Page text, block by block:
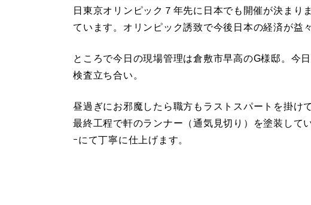
日東京オリンピック７年先に日本でも開催が決まり
ています。オリンピック誘致で今後日本の経済が益
ところで今日の現場管理は倉敷市早高のG様邸。今
検査立ち合い。
昼過ぎにお邪魔したら職方もラストスパートを掛け
最終工程で軒のランナー（通気見切り）を塗装して
ｰにて丁寧に仕上げます。